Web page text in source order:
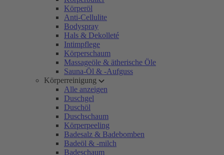
Körperöl
Anti-Cellulite
Bodyspray
Hals & Dekolleté
Intimpflege
Körperschaum
Massageöle & ätherische Öle
Sauna-Öl & -Aufguss
Körperreinigung
Alle anzeigen
Duschgel
Duschöl
Duschschaum
Körperpeeling
Badesalz & Badebomben
Badeöl & -milch
Badeschaum